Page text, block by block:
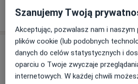
Ziemowita 1-9, 53-678 Wrocław
Opinie o specjalistach (33)
33 opinie
Szanujemy Twoją
Akceptując, pozwalasz nam i
plików cookie (lub podobnych
danych do celów statystycznych i
oparciu o Twoje zwyczaje
internetowych. W każdej chwili